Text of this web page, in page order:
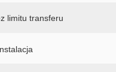
limitu transferu